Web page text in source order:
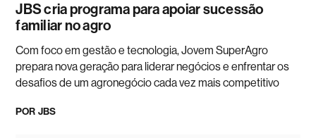
JBS cria programa para apoiar sucessão
familiar no agro
Com foco em gestão e tecnologia, Jovem SuperAgro
prepara nova geração para liderar negócios e enfrentar os
desafios de um agronegócio cada vez mais competitivo
POR JBS